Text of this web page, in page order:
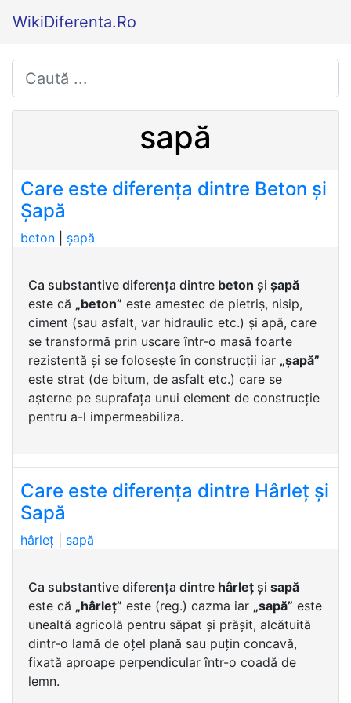
WikiDiferenta.Ro
sapă
Care este diferența dintre Beton și
Șapă
beton șapă
Ca substantive diferența dintre beton și șapă
este că „beton” este amestec de pietriș, nisip,
ciment (sau asfalt, var hidraulic etc.) și apă, care
se transformă prin uscare într-o masă foarte
rezistentă și se folosește în construcții iar „șapă”
este strat (de bitum, de asfalt etc.) care se
așterne pe suprafața unui element de construcție
pentru a-l impermeabiliza.
Care este diferența dintre Hârleț și
Sapă
hârleț sapă
Ca substantive diferența dintre hârleț și sapă
este că „hârleț” este (reg.) cazma iar „sapă” este
unealtă agricolă pentru săpat și prășit, alcătuită
dintr-o lamă de oțel plană sau puțin concavă,
fixată aproape perpendicular într-o coadă de
lemn.